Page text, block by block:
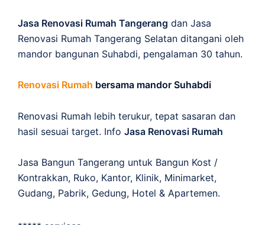
Jasa Renovasi Rumah Tangerang dan Jasa
Renovasi Rumah Tangerang Selatan ditangani oleh
mandor bangunan Suhabdi, pengalaman 30 tahun.
Renovasi Rumah bersama mandor Suhabdi
Renovasi Rumah lebih terukur, tepat sasaran dan
hasil sesuai target. Info Jasa Renovasi Rumah
Jasa Bangun Tangerang untuk Bangun Kost /
Kontrakkan, Ruko, Kantor, Klinik, Minimarket,
Gudang, Pabrik, Gedung, Hotel & Apartemen.